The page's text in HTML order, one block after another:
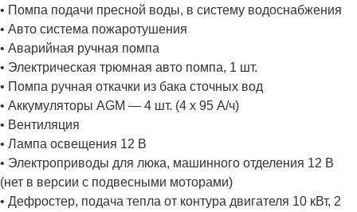
• Помпа подачи пресной воды, в систему водоснабжения
• Авто система пожаротушения
• Аварийная ручная помпа
• Электрическая трюмная авто помпа, 1 шт.
• Помпа ручная откачки из бака сточных вод
• Аккумуляторы AGM — 4 шт. (4 х 95 А/ч)
• Вентиляция
• Лампа освещения 12 В
• Электроприводы для люка, машинного отделения 12 В
(нет в версии с подвесными моторами)
• Дефростер, подача тепла от контура двигателя 10 кВт, 2